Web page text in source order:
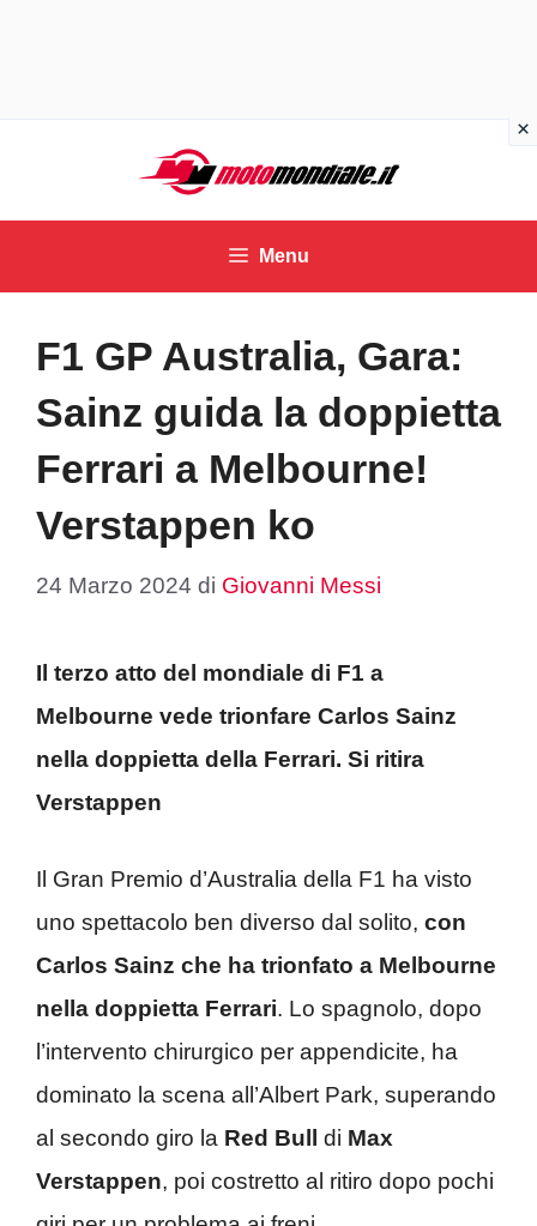
contenuto
Menu
F1 GP Australia, Gara:
Sainz guida la doppietta
Ferrari a Melbourne!
Verstappen ko
24 Marzo 2024 di Giovanni Messi
Il terzo atto del mondiale di F1 a
Melbourne vede trionfare Carlos Sainz
nella doppietta della Ferrari. Si ritira
Verstappen
Il Gran Premio d’Australia della F1 ha visto
uno spettacolo ben diverso dal solito, con
Carlos Sainz che ha trionfato a Melbourne
nella doppietta Ferrari. Lo spagnolo, dopo
l’intervento chirurgico per appendicite, ha
dominato la scena all’Albert Park, superando
al secondo giro la Red Bull di Max
Verstappen, poi costretto al ritiro dopo pochi